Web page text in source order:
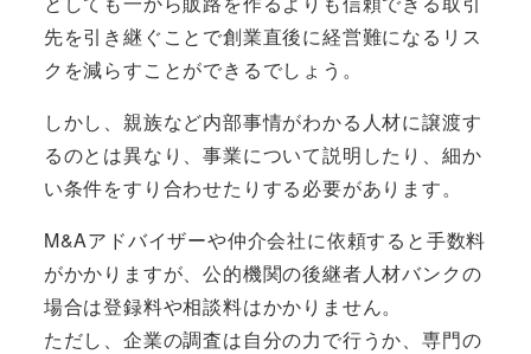
先を引き継ぐことで創業直後に経営難になるリス
クを減らすことができるでしょう。
しかし、親族など内部事情がわかる人材に譲渡す
るのとは異なり、事業について説明したり、細か
い条件をすり合わせたりする必要があります。
M&Aアドバイザーや仲介会社に依頼すると手数料
がかかりますが、公的機関の後継者人材バンクの
場合は登録料や相談料はかかりません。
ただし、企業の調査は自分の力で行うか、専門の